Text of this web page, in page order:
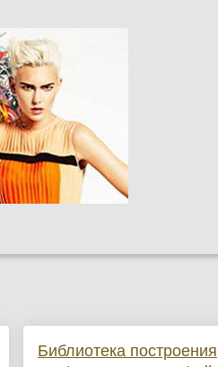
Библиотека построения